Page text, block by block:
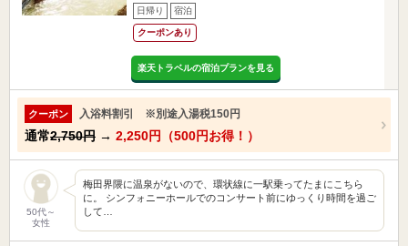
日帰り 宿泊
クーポンあり
楽天トラベルの宿泊プランを見る
クーポン 入浴料割引 ※別途入湯税150円
通常2,750円 → 2,250円（500円お得！）
50代～
女性
梅田界隈に温泉がないので、環状線に一駅乗ってたまにこちら
に。 シンフォニーホールでのコンサート前にゆっくり時間を過ご
して…